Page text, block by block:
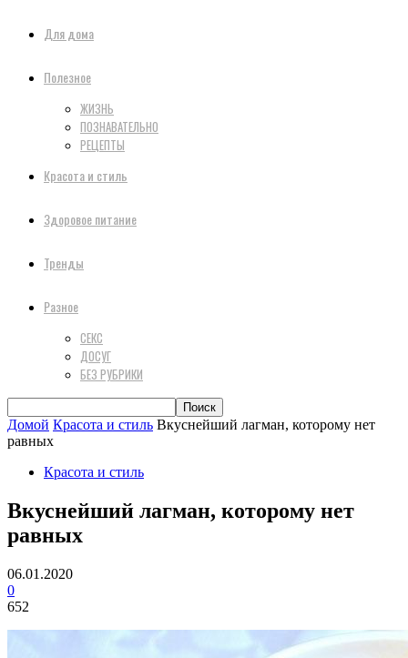
Для дома
Полезное
ЖИЗНЬ
ПОЗНАВАТЕЛЬНО
РЕЦЕПТЫ
Красота и стиль
Здоровое питание
Тренды
Разное
СЕКС
ДОСУГ
БЕЗ РУБРИКИ
Домой Красота и стиль Вкуснейший лагман, которому нет
равных
Красота и стиль
Вкуснейший лагман, которому нет
равных
06.01.2020
0
652